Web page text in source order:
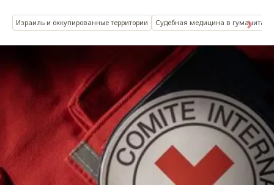
Израиль и оккупированные территории Судебная медицина в